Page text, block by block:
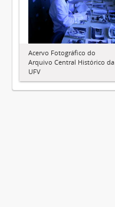
Acervo Fotográfico do
Arquivo Central Histórico da
UFV